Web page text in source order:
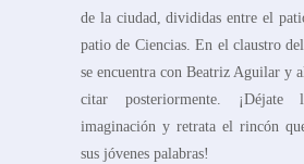
de la ciudad, divididas entre el
patio de Ciencias. En el claustro
se encuentra con Beatriz Aguilar y
citar posteriormente.
imaginación y retrata el rincón
sus jóvenes palabras!